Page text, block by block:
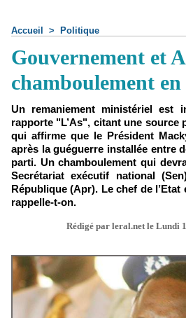
Accueil > Politique
Gouvernement et
chamboulement en
Un remaniement ministériel est
rapporte "L’As", citant une source
qui affirme que le Président
après la guéguerre installée entre
parti. Un chamboulement qui
Secrétariat exécutif national
République (Apr). Le chef de
rappelle-t-on.
Rédigé par leral.net le Lundi